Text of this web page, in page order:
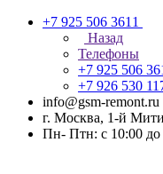
+7 925 506 3611
Назад
Телефоны
+7 925 506
+7 926 530
info@gsm-remont.ru
г. Москва, 1-й
Пн- Птн: с 10:00 до